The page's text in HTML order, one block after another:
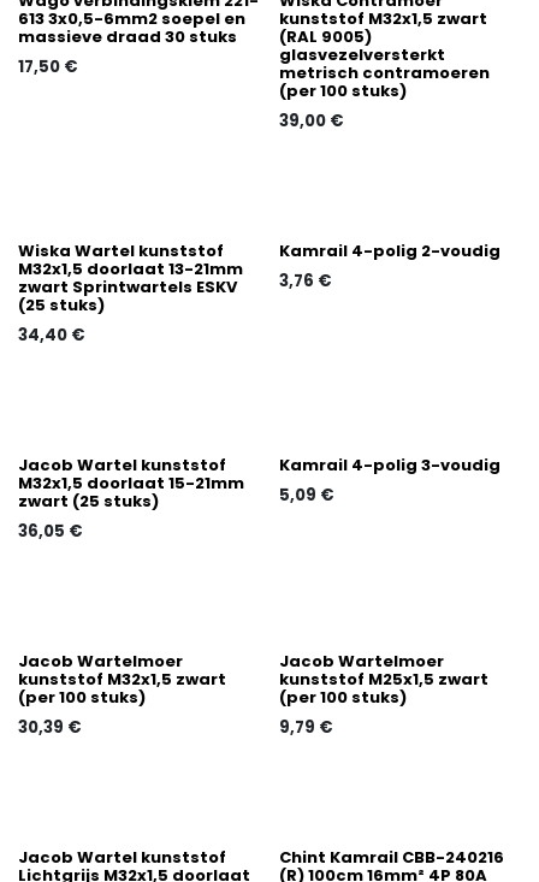
613 3x0,5-6mm2 soepel en
massieve draad 30 stuks
17,50 €
kunststof M32x1,5 zwart
(RAL 9005)
glasvezelversterkt
metrisch contramoeren
(per 100 stuks)
39,00€
Wiska Wartel kunststof
M32x1,5 doorlaat 13-21mm
zwart Sprintwartels ESKV
(25 stuks)
34,40 €
Kamrail 4-polig 2-voudig
3,76 €
Jacob Wartel kunststof
M32x1,5 doorlaat 15-21mm
zwart (25 stuks)
36,05 €
Kamrail 4-polig 3-voudig
5,09 €
Jacob Wartelmoer
kunststof M32x1,5 zwart
(per 100 stuks)
30,39 €
Jacob Wartelmoer
kunststof M25x1,5 zwart
(per 100 stuks)
9,79 €
Jacob Wartel kunststof
Lichtgrijs M32x1,5 doorlaat
Chint Kamrail CBB-240216
(R) 100cm 16mm² 4P 80A